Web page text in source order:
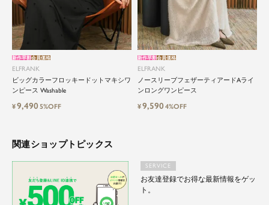
ELFRANK
ビッグカラーフロッキードットマキシワ
ンピース Washable
新作早割会員価格
¥9,4905%OFF
ELFRANK
ノースリーブフェザーティアードAライ
ンロングワンピース
新作早割会員価格
¥9,5904%OFF
関連ショップトピックス
SERVICE
お友達登録でお得な最新情報をゲッ
ト。